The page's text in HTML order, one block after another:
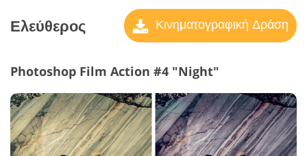
Ελεύθερος Κινηματογραφική Δράση
Photoshop Film Action #4 "Night"